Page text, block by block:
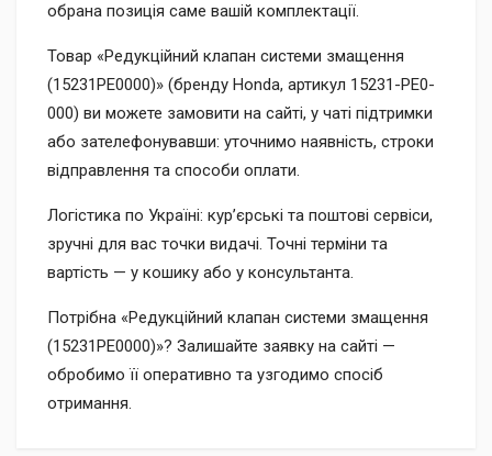
обрана позиція саме вашій комплектації.
Товар «Редукційний клапан системи змащення
(15231PE0000)» (бренду Honda, артикул 15231-PE0-
000) ви можете замовити на сайті, у чаті підтримки
або зателефонувавши: уточнимо наявність, строки
відправлення та способи оплати.
Логістика по Україні: кур’єрські та поштові сервіси,
зручні для вас точки видачі. Точні терміни та
вартість — у кошику або у консультанта.
Потрібна «Редукційний клапан системи змащення
(15231PE0000)»? Залишайте заявку на сайті —
обробимо її оперативно та узгодимо спосіб
отримання.